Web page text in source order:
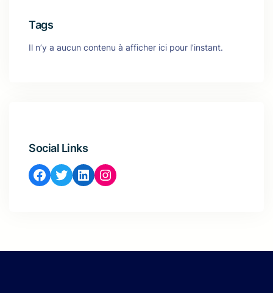
Tags
Il n’y a aucun contenu à afficher ici pour l’instant.
Social Links
Facebook Twitter LinkedIn Instagram